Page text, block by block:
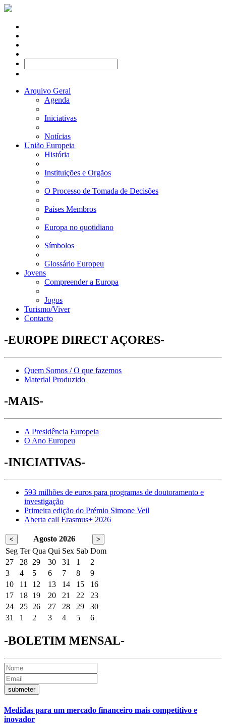
Arquivo Geral
Agenda
Iniciativas
Notícias
União Europeia
História
Instituições e Orgãos
O Processo de Tomada de Decisões
Países Membros
Europa no quotidiano
Símbolos
Glossário Europeu
Jovens
Compreender a Europa
Jogos
Turismo/Viver
Contacto
-EUROPE DIRECT AÇORES-
Quem Somos / O que fazemos
Material Produzido
-MAIS-
A Presidência Europeia
O Ano Europeu
-INICIATIVAS-
593 milhões de euros para programas de doutoramento e
investigação
Primeira edição do Prémio Simone Veil
Aberta call Erasmus+ 2026
< Agosto 2026 >
Seg Ter Qua Qui Sex Sab Dom
27
28 29 30 31 1
2
3
4 5 6 7 8
9
10
11 12 13 14 15
16
17
18 19 20 21 22
23
24
25 26 27 28 29
30
31
1 2 3 4 5 6
-BOLETIM MENSAL-
Medidas para um mercado financeiro mais competitivo e
inovador